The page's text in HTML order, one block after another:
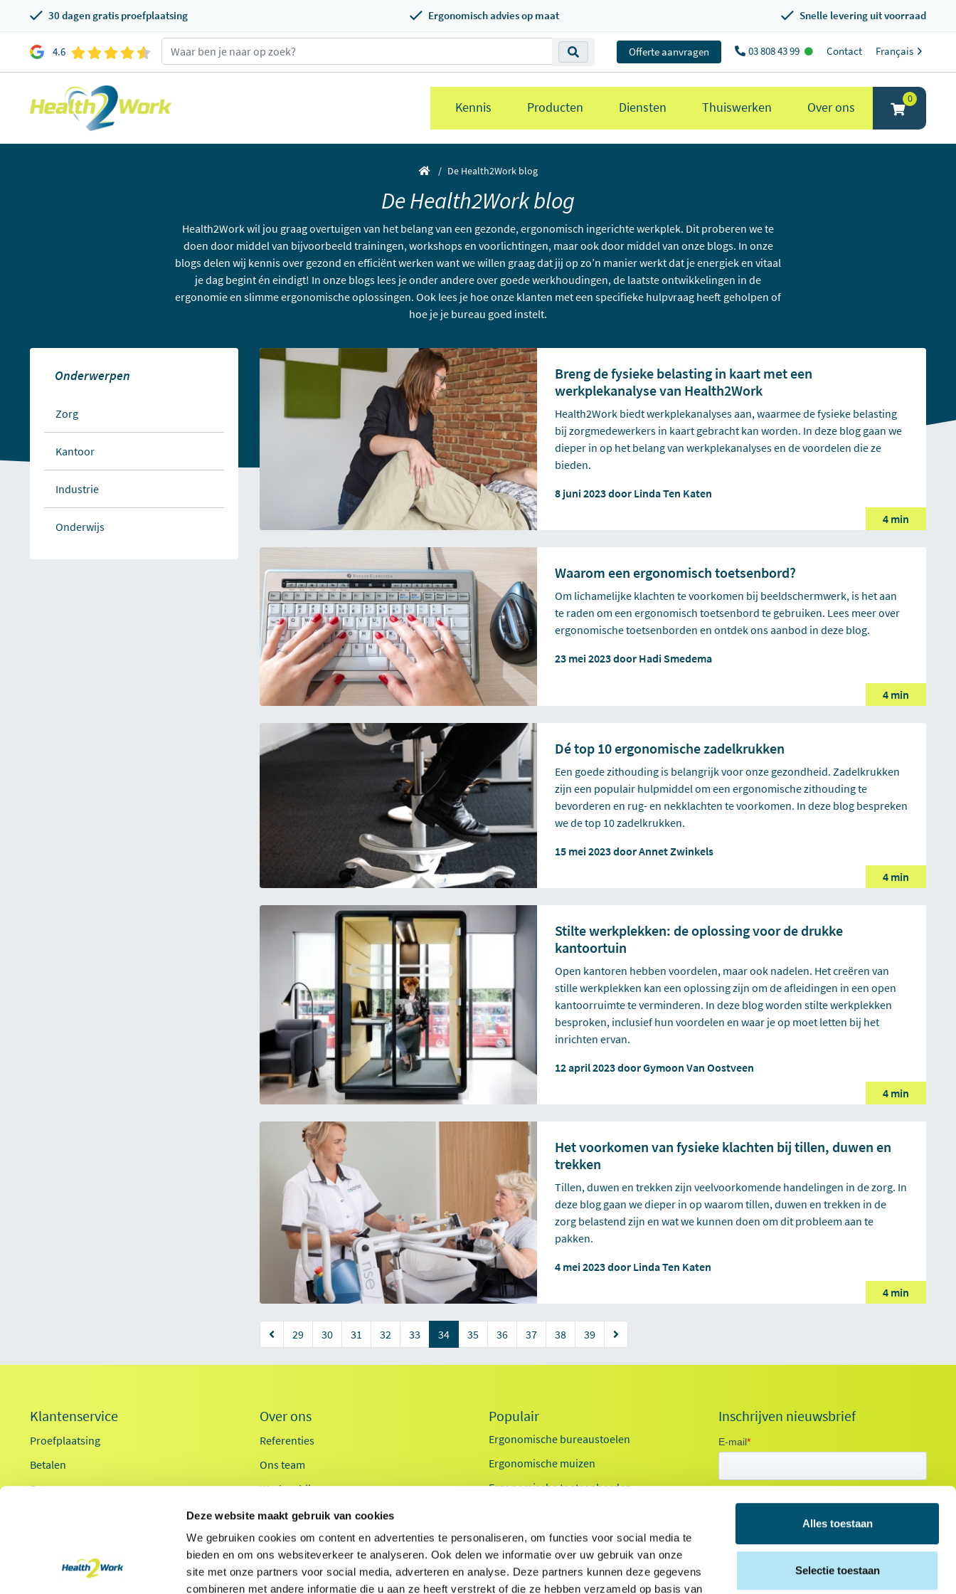
Deze website maakt gebruik van cookies
We gebruiken cookies om content en advertenties te personaliseren, om functies voor social media te
bieden en om ons websiteverkeer te analyseren. Ook delen we informatie over uw gebruik van onze
site met onze partners voor social media, adverteren en analyse. Deze partners kunnen deze gegevens
combineren met andere informatie die u aan ze heeft verstrekt of die ze hebben verzameld op basis van
Alles toestaan
Selectie toestaan
30 dagen gratis proefplaatsing Ergonomisch advies op maat Snelle levering uit voorraad
4.6 Offerte aanvragen 03 808 43 99 Contact Français
Kennis Producten Diensten Thuiswerken Over ons
0
De Health2Work blog
De Health2Work blog
Health2Work wil jou graag overtuigen van het belang van een gezonde, ergonomisch ingerichte werkplek. Dit proberen we te
doen door middel van bijvoorbeeld trainingen, workshops en voorlichtingen, maar ook door middel van onze blogs. In onze
blogs delen wij kennis over gezond en efficiënt werken want we willen graag dat jij op zo’n manier werkt dat je energiek en vitaal
je dag begint én eindigt! In onze blogs lees je onder andere over goede werkhoudingen, de laatste ontwikkelingen in de
ergonomie en slimme ergonomische oplossingen. Ook lees je hoe onze klanten met een specifieke hulpvraag heeft geholpen of
hoe je je bureau goed instelt.
Onderwerpen
Zorg
Kantoor
Industrie
Onderwijs
Breng de fysieke belasting in kaart met een
werkplekanalyse van Health2Work
Health2Work biedt werkplekanalyses aan, waarmee de fysieke belasting
bij zorgmedewerkers in kaart gebracht kan worden. In deze blog gaan we
dieper in op het belang van werkplekanalyses en de voordelen die ze
bieden.
8 juni 2023 door Linda Ten Katen
4 min
Waarom een ergonomisch toetsenbord?
Om lichamelijke klachten te voorkomen bij beeldschermwerk, is het aan
te raden om een ergonomisch toetsenbord te gebruiken. Lees meer over
ergonomische toetsenborden en ontdek ons aanbod in deze blog.
23 mei 2023 door Hadi Smedema
4 min
Dé top 10 ergonomische zadelkrukken
Een goede zithouding is belangrijk voor onze gezondheid. Zadelkrukken
zijn een populair hulpmiddel om een ergonomische zithouding te
bevorderen en rug- en nekklachten te voorkomen. In deze blog bespreken
we de top 10 zadelkrukken.
15 mei 2023 doorAnnet Zwinkels
4 min
Stilte werkplekken: de oplossing voor de drukke
kantoortuin
Open kantoren hebben voordelen, maar ook nadelen. Het creëren van
stille werkplekken kan een oplossing zijn om de afleidingen in een open
kantoorruimte te verminderen. In deze blog worden stilte werkplekken
besproken, inclusief hun voordelen en waar je op moet letten bij het
inrichten ervan.
12 april 2023 doorGymoon Van Oostveen
4 min
Het voorkomen van fysieke klachten bij tillen, duwen en
trekken
Tillen, duwen en trekken zijn veelvoorkomende handelingen in de zorg. In
deze blog gaan we dieper in op waarom tillen, duwen en trekken in de
zorg belastend zijn en wat we kunnen doen om dit probleem aan te
pakken.
4 mei 2023 door Linda Ten Katen
4 min
29 30 31 32 33 34(current)
35 36 37 38 39
Klantenservice
Proefplaatsing
Betalen
Retourneren
Contact
Over ons
Referenties
Ons team
Werken bij
Innovaties
Duurzaamheid
Ergonomiegids
Populair
Ergonomische bureaustoelen
Ergonomische muizen
Ergonomische toetsenborden
Exoskeletten
Laptop standaarden
Inschrijven nieuwsbrief